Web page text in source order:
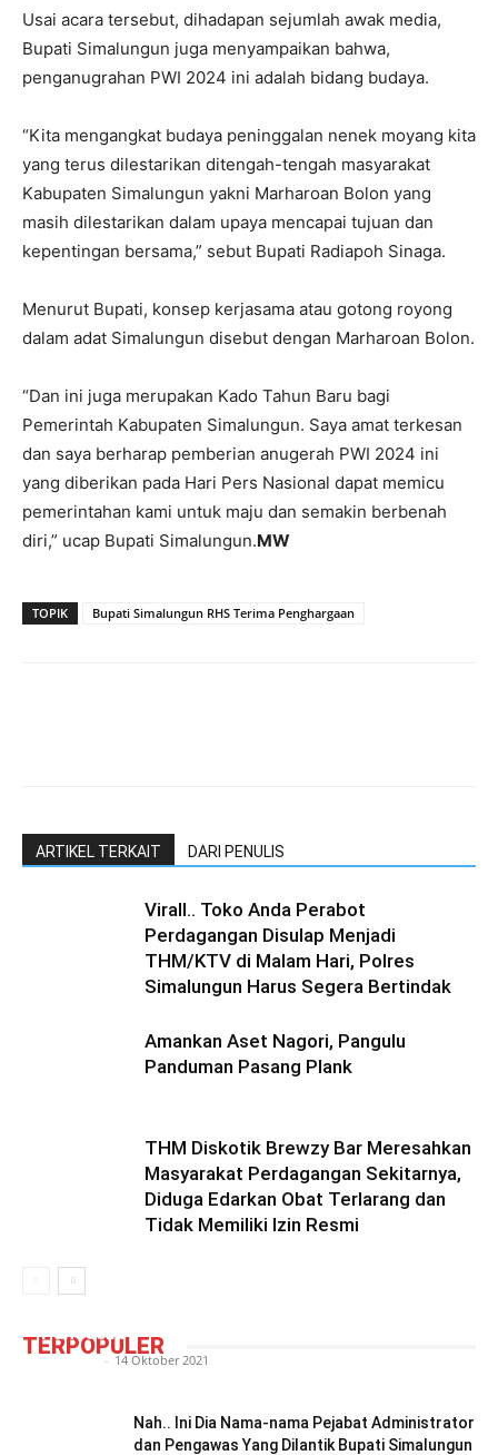
Usai acara tersebut, dihadapan sejumlah awak media,
Bupati Simalungun juga menyampaikan bahwa,
penganugrahan PWI 2024 ini adalah bidang budaya.
“Kita mengangkat budaya peninggalan nenek moyang kita
yang terus dilestarikan ditengah-tengah masyarakat
Kabupaten Simalungun yakni Marharoan Bolon yang
masih dilestarikan dalam upaya mencapai tujuan dan
kepentingan bersama,” sebut Bupati Radiapoh Sinaga.
Menurut Bupati, konsep kerjasama atau gotong royong
dalam adat Simalungun disebut dengan Marharoan Bolon.
“Dan ini juga merupakan Kado Tahun Baru bagi
Pemerintah Kabupaten Simalungun. Saya amat terkesan
dan saya berharap pemberian anugerah PWI 2024 ini
yang diberikan pada Hari Pers Nasional dapat memicu
pemerintahan kami untuk maju dan semakin berbenah
diri,” ucap Bupati Simalungun.MW
TOPIK Bupati Simalungun RHS Terima Penghargaan
ARTIKEL TERKAIT DARI PENULIS
Virall.. Toko Anda Perabot
Perdagangan Disulap Menjadi
THM/KTV di Malam Hari, Polres
Simalungun Harus Segera Bertindak
Amankan Aset Nagori, Pangulu
Panduman Pasang Plank
THM Diskotik Brewzy Bar Meresahkan
Masyarakat Perdagangan Sekitarnya,
Diduga Edarkan Obat Terlarang dan
Tidak Memiliki Izin Resmi
TERPOPULER
Pancasila
- 14 Oktober 2021
Nah.. Ini Dia Nama-nama Pejabat Administrator
dan Pengawas Yang Dilantik Bupati Simalungun